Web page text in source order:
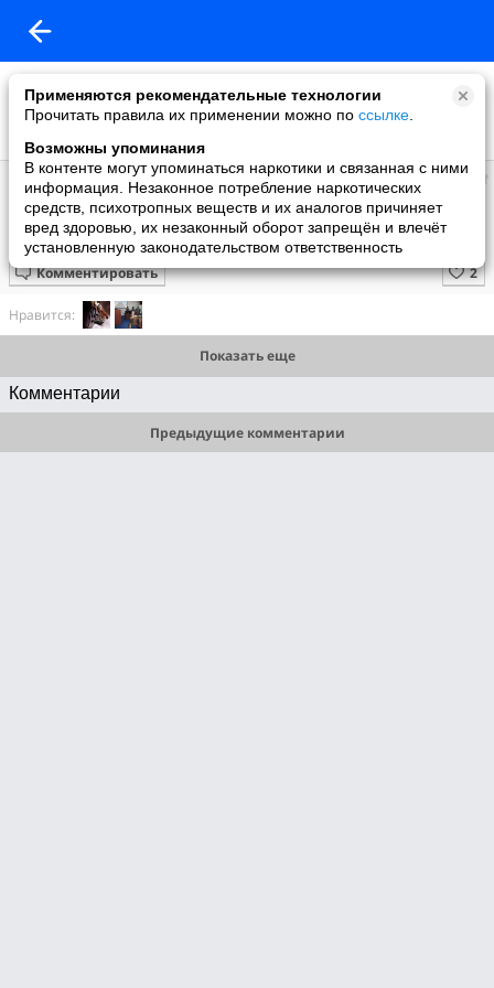
Применяются рекомендательные технологии
Прочитать правила их применении можно по ссылке
Возможны упоминания
В контенте могут упоминаться наркотики и связанная с ними
информация. Незаконное потребление наркотических
средств, психотропных веществ и их аналогов причиняет
вред здоровью, их незаконный оборот запрещён и влечёт
установленную законодательством ответственность
Супер топ
добавил видео
13 мая
Кошки и змеи
Комментировать
Нравится:
Показать еще
Комментарии
Предыдущие комментарии